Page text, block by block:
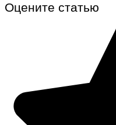
Оцените статью